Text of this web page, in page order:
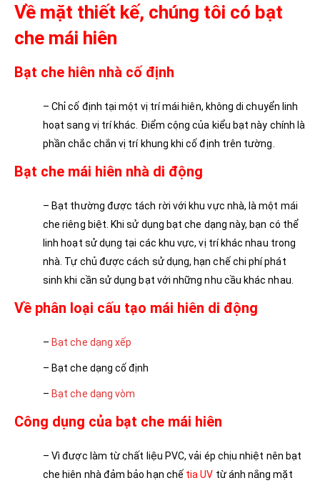
Về mặt thiết kế, chúng tôi có bạt
che mái hiên
Bạt che hiên nhà cố định
– Chỉ cố định tại một vị trí mái hiên, không di chuyển linh
hoạt sang vị trí khác. Điểm cộng của kiểu bạt này chính là
phần chắc chắn vị trí khung khi cố định trên tường.
Bạt che mái hiên nhà di động
– Bạt thường được tách rời với khu vực nhà, là một mái
che riêng biệt. Khi sử dụng bạt che dạng này, bạn có thể
linh hoạt sử dụng tại các khu vực, vị trí khác nhau trong
nhà. Tự chủ được cách sử dụng, hạn chế chi phí phát
sinh khi cần sử dụng bạt với những nhu cầu khác nhau.
Về phân loại cấu tạo mái hiên di động
–Bạt che dạng xếp
– Bạt che dạng cố định
–Bạt che dạng vòm
Công dụng của bạt che mái hiên
– Vì được làm từ chất liệu PVC, vải ép chịu nhiệt nên bạt
che hiên nhà đảm bảo hạn chế tia UV từ ánh nắng mặt